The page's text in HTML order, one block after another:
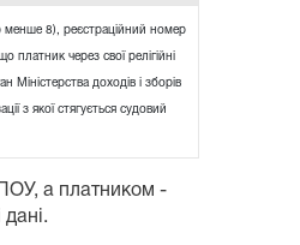
8), реєстраційний номер
через свої релігійні
Міністерства доходів і зборів
з якої стягується судовий
а платником -